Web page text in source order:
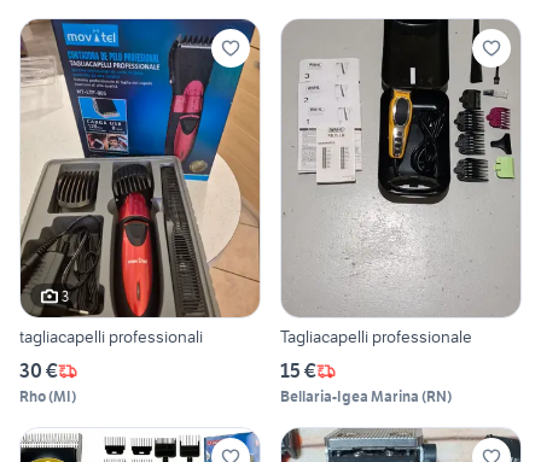
3
tagliacapelli professionali
30 €
Rho(MI)
Tagliacapelli professionale
15 €
Bellaria-Igea Marina (RN)